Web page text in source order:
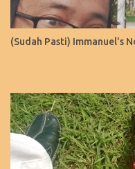
(Sudah Pasti) Immanuel's